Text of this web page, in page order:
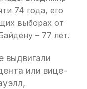
74 года, его
выборах от
– 77 лет.
выдвигали
или вице-